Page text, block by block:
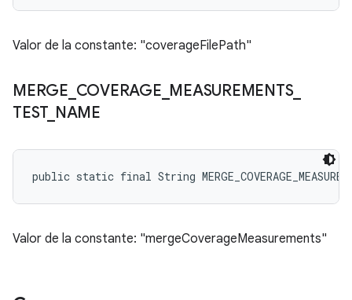
Valor de la constante: "coverageFilePath"
MERGE COVERAGE MEASUREMENTS_
TEST_ NAME
public static final String
Valor de la constante: "mergeCoverageMeasurements"